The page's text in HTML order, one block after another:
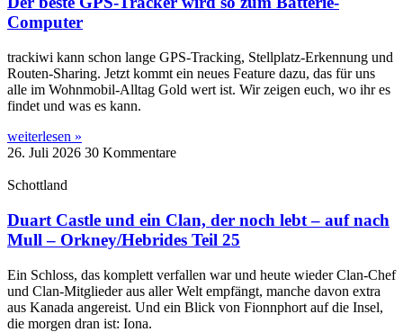
Computer
trackiwi kann schon lange GPS-Tracking, Stellplatz-Erkennung und
Routen-Sharing. Jetzt kommt ein neues Feature dazu, das für uns
alle im Wohnmobil-Alltag Gold wert ist. Wir zeigen euch, wo ihr es
findet und was es kann.
weiterlesen »
26. Juli 2026 30 Kommentare
Schottland
Duart Castle und ein Clan, der noch lebt – auf nach
Mull – Orkney/Hebrides Teil 25
Ein Schloss, das komplett verfallen war und heute wieder Clan-Chef
und Clan-Mitglieder aus aller Welt empfängt, manche davon extra
aus Kanada angereist. Und ein Blick von Fionnphort auf die Insel,
die morgen dran ist: Iona.